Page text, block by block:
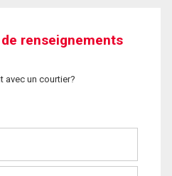
renseignements
avec un courtier?